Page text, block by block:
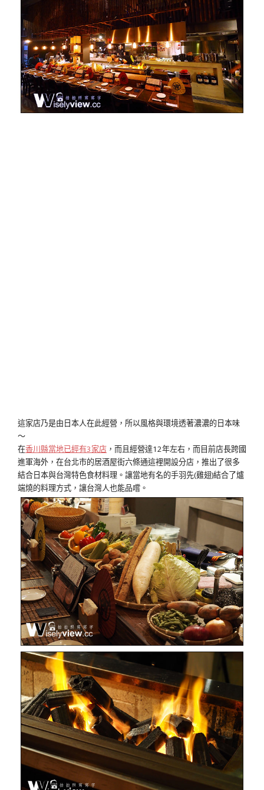
這家店乃是由日本人在此經營，所以風格與環境透著濃濃的日本味
～
在香川縣當地已經有3家店 ，而且經營達12年左右，而目前店長跨國
進軍海外，在台北市的居酒屋街六條通這裡開設分店，推出了很多
結合日本與台灣特色食材料理。讓當地有名的手羽先(雞翅)結合了爐
端燒的料理方式，讓台灣人也能品嚐。